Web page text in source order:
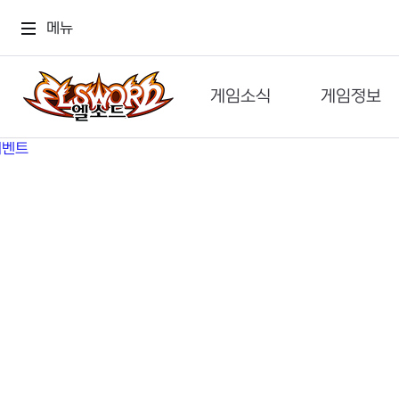
메뉴
게임소식
공지사항
게임정보
세계관